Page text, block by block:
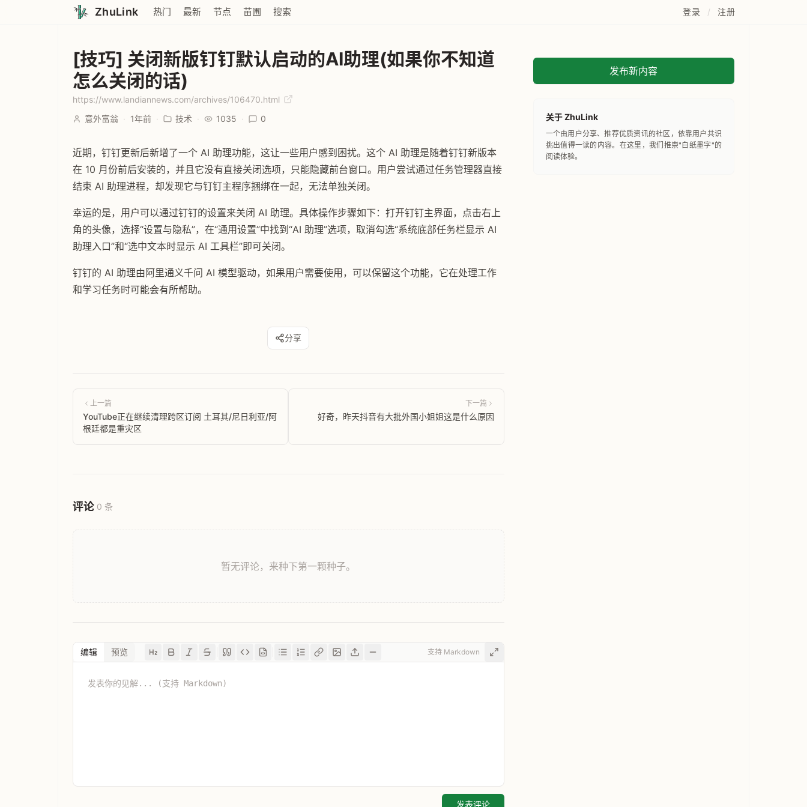
ZhuLink 热门 最新 节点 苗圃 搜索 登录 / 注册
[技巧] 关闭新版钉钉默认启动的AI助理(如果你不知道
怎么关闭的话)
https://www.landiannews.com/archives/106470.html
意外富翁 · 1年前 · 技术 · 1035 · 0
近期，钉钉更新后新增了一个 AI 助理功能，这让一些用户感到困扰。这个 AI 助理是随着钉钉新版本
在 10 月份前后安装的，并且它没有直接关闭选项，只能隐藏前台窗口。用户尝试通过任务管理器直接
结束 AI 助理进程，却发现它与钉钉主程序捆绑在一起，无法单独关闭。
幸运的是，用户可以通过钉钉的设置来关闭 AI 助理。具体操作步骤如下：打开钉钉主界面，点击右上
角的头像，选择“设置与隐私”，在“通用设置”中找到“AI 助理”选项，取消勾选“系统底部任务栏显示 AI
助理入口”和“选中文本时显示 AI 工具栏”即可关闭。
钉钉的 AI 助理由阿里通义千问 AI 模型驱动，如果用户需要使用，可以保留这个功能，它在处理工作
和学习任务时可能会有所帮助。
分享
上一篇
YouTube正在继续清理跨区订阅 土耳其/尼日利亚/阿
根廷都是重灾区
下一篇
好奇，昨天抖音有大批外国小姐姐这是什么原因
评论 0 条
暂无评论，来种下第一颗种子。
编辑 预览 支持 Markdown
发表评论
发布新内容
关于 ZhuLink
一个由用户分享、推荐优质资讯的社区，依靠用户共识
挑出值得一读的内容。在这里，我们推崇"白纸墨字"的
阅读体验。